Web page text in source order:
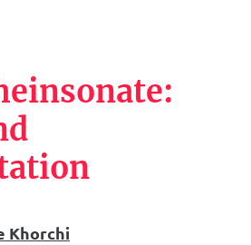
Khorchi